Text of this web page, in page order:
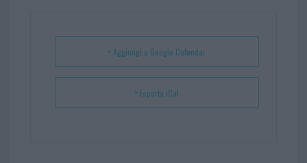
t p
+ Aggiungi a Google Calendar
+ Esporta iCal